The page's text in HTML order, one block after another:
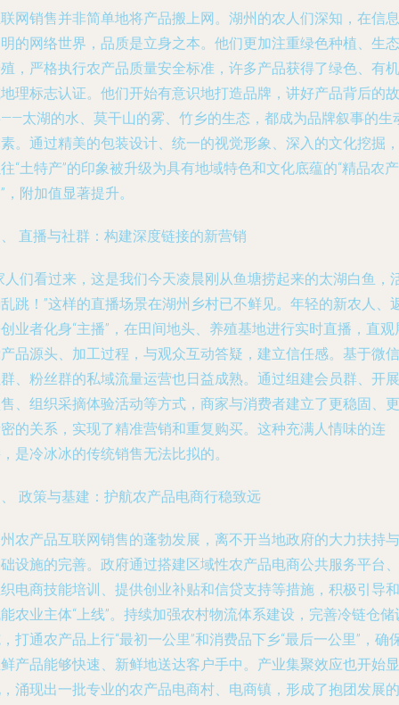
网销售并非简单地将产品搬上网。湖州的农人们深知，在信息
的网络世界，品质是立身之本。他们更加注重绿色种植、生态
，严格执行农产品质量安全标准，许多产品获得了绿色、有机
理标志认证。他们开始有意识地打造品牌，讲好产品背后的故
太湖的水、莫干山的雾、竹乡的生态，都成为品牌叙事的生
。通过精美的包装设计、统一的视觉形象、深入的文化挖掘，
“土特产”的印象被升级为具有地域特色和文化底蕴的“精品农产
，附加值显著提升。
直播与社群：构建深度链接的新营销
人们看过来，这是我们今天凌晨刚从鱼塘捞起来的太湖白鱼，
跳！”这样的直播场景在湖州乡村已不鲜见。年轻的新农人、
业者化身“主播”，在田间地头、养殖基地进行实时直播，直观
品源头、加工过程，与观众互动答疑，建立信任感。基于微信
、粉丝群的私域流量运营也日益成熟。通过组建会员群、开展
、组织采摘体验活动等方式，商家与消费者建立了更稳固、更
的关系，实现了精准营销和重复购买。这种充满人情味的连
是冷冰冰的传统销售无法比拟的。
政策与基建：护航农产品电商行稳致远
农产品互联网销售的蓬勃发展，离不开当地政府的大力扶持与
设施的完善。政府通过搭建区域性农产品电商公共服务平台、
电商技能培训、提供创业补贴和信贷支持等措施，积极引导和
农业主体“上线”。持续加强农村物流体系建设，完善冷链仓储
打通农产品上行“最初一公里”和消费品下乡“最后一公里”，确
产品能够快速、新鲜地送达客户手中。产业集聚效应也开始显
涌现出一批专业的农产品电商村、电商镇，形成了抱团发展的